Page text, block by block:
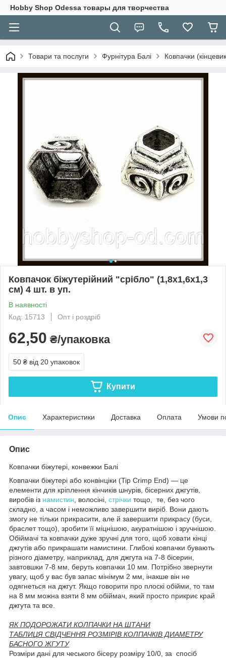
Hobbу Shop Odessa товары для творчества
Товари та послуги Фурнітура Балі Ковпачки
Ковпачок біжутерійний "срібло" (1,8х1,6х1,3
см) 4 шт. в уп.
В наявності
Код: 15713
Опт і роздріб
62,50 ₴/упаковка
50 ₴ від 20 упаковок
Купити
Опис Характеристики Доставка Оплата Умови
Опис
Ковпачки біжутері, конвежки Балі
Ковпачки біжутері або конвінціки (Tip Crimp End) — це
елементи для кріплення кінчиків шнурів, бісерних джгутів,
виробів із намистин , волосіні, стрічки тощо, те, без чого
складно, а часом і неможливо завершити виріб. Вони дають
змогу не тільки прикрасити, але й завершити прикрасу (буси,
браслет тощо), зробити її міцнішою, акуратнішою і зручнішою.
Обіймачі та ковпачки дуже зручні для того, щоб ховати кінці
джгутів або прикрашати намистини. Глибокі ковпачки бувають
різного діаметру, наприклад, для джгута на 7-8 бісерин,
завтовшки 7-8 мм, беруть ковпачки 10 мм. Потрібно звернути
увагу, щоб у вас був запас мінімум 2 мм, інакше він не
одягнеться на джгут. Якщо говорити про плоскі обійми, то там
на 8 мм можна взяти 8 мм обіймач, який просто прикриє край
джгута та все.
ЯК ПОДОРОЖАТИ КОЛПАЧКИ НА ШТАНИ
ТАБЛИЦЯ СВІДЧЕННЯ РОЗМІРІВ КОЛПАЧКІВ ДИАМЕТРУ
БАСНОГО ЖГУТУ
Розміри дані для чеського бісеру розміру 10/0, за спосіб